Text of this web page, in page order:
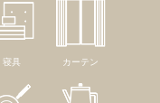
寝具 カーテン